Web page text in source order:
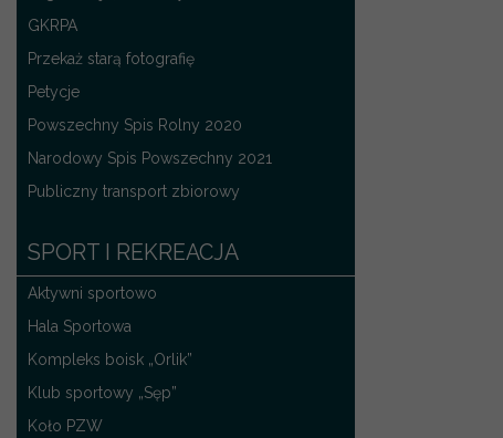
GKRPA
Przekaż starą fotografię
Petycje
Powszechny Spis Rolny 2020
Narodowy Spis Powszechny 2021
Publiczny transport zbiorowy
SPORT I REKREACJA
Aktywni sportowo
Hala Sportowa
Kompleks boisk „Orlik”
Klub sportowy „Sęp”
Koło PZW